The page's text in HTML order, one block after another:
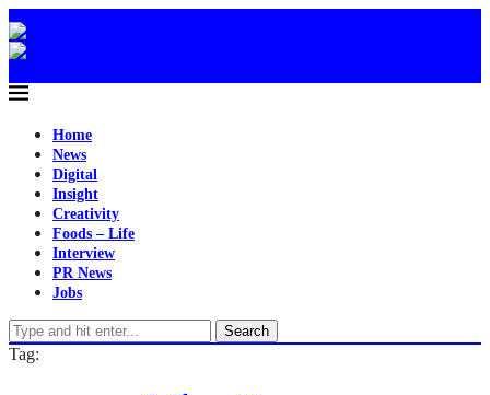
Home
News
Digital
Insight
Creativity
Foods – Life
Interview
PR News
Jobs
Search
Tag: